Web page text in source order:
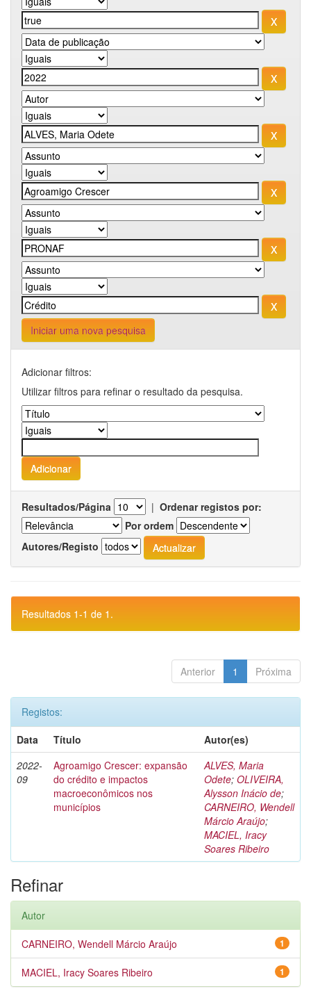
Iniciar uma nova pesquisa
Adicionar filtros:
Utilizar filtros para refinar o resultado da pesquisa.
Resultados/Página | Ordenar registos por:
Por ordem
Autores/Registo
Resultados 1-1 de 1.
Anterior 1 Próxima
Registos:
Data
Título
Autor(es)
2022-
09
Agroamigo Crescer: expansão
do crédito e impactos
macroeconômicos nos
municípios
ALVES, Maria
Odete; OLIVEIRA,
Alysson Inácio de;
CARNEIRO, Wendell
Márcio Araújo;
MACIEL, Iracy
Soares Ribeiro
Refinar
Autor
1
CARNEIRO, Wendell Márcio Araújo
1
MACIEL, Iracy Soares Ribeiro